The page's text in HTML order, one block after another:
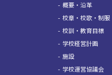
概要・沿革
校章・校歌・制服
校訓・教育目標
学校経営計画
施設
学校運営協議会